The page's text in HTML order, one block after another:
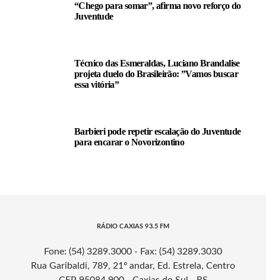
“Chego para somar”, afirma novo reforço do
Juventude
Técnico das Esmeraldas, Luciano Brandalise
projeta duelo do Brasileirão: ”Vamos buscar
essa vitória”
Barbieri pode repetir escalação do Juventude
para encarar o Novorizontino
RÁDIO CAXIAS 93.5 FM
Fone: (54) 3289.3000 - Fax: (54) 3289.3030
Rua Garibaldi, 789, 21º andar, Ed. Estrela, Centro